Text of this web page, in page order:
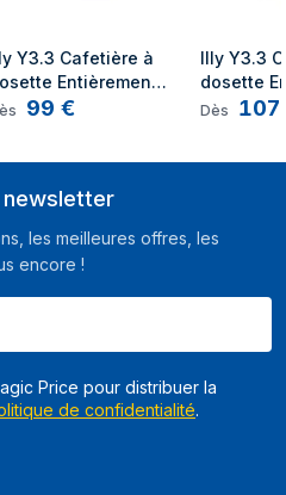
Y3.3 Cafetière à
Entièrement
0,75L
99 €
Illy Y3.3
dosette
Dès 107
les meilleures offres, les
encore !
Price pour distribuer la
de confidentialité.